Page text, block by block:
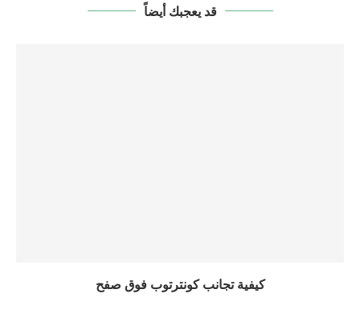
قد يعجبك أيضاً
كيفية تجانب كونترتوب فوق صفح